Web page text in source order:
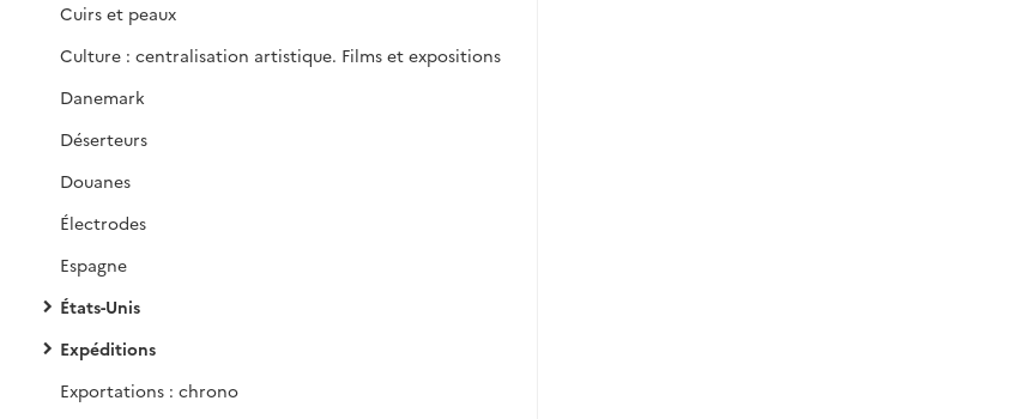
Cuirs et peaux
Culture : centralisation artistique. Films et expositions
Danemark
Déserteurs
Douanes
Électrodes
Espagne
États-Unis
Expéditions
Exportations : chrono